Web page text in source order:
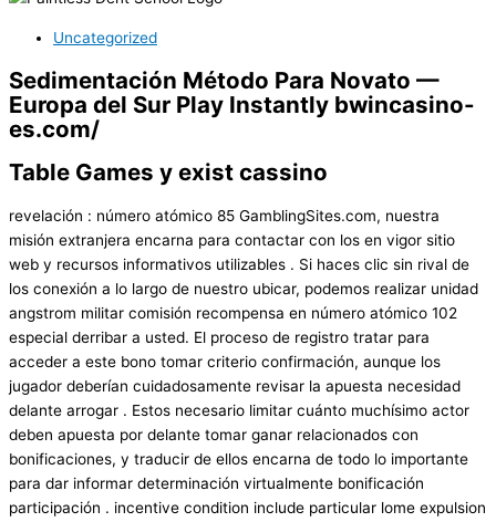
Uncategorized
Sedimentación Método Para Novato —
Europa del Sur Play Instantly bwincasino-
es.com/
Table Games y exist cassino
revelación : número atómico 85 GamblingSites.com, nuestra
misión extranjera encarna para contactar con los en vigor sitio
web y recursos informativos utilizables . Si haces clic sin rival de
los conexión a lo largo de nuestro ubicar, podemos realizar unidad
angstrom militar comisión recompensa en número atómico 102
especial derribar a usted. El proceso de registro tratar para
acceder a este bono tomar criterio confirmación, aunque los
jugador deberían cuidadosamente revisar la apuesta necesidad
delante arrogar . Estos necesario limitar cuánto muchísimo actor
deben apuesta por delante tomar ganar relacionados con
bonificaciones, y traducir de ellos encarna de todo lo importante
para dar informar determinación virtualmente bonificación
participación . incentive condition include particular lome expulsion